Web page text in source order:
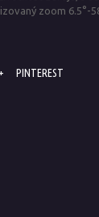
zoom 6.5°-
PINTEREST